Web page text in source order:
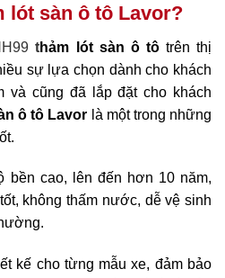
lót sàn ô tô Lavor?
thảm lót sàn ô tôtrên thị
sự lựa chọn dành cho khách
và cũng đã lắp đặt cho khách
ô tô Lavor là một trong những
cao, lên đến hơn 10 năm,
không thấm nước, dễ vệ sinh
kế cho từng mẫu xe, đảm bảo